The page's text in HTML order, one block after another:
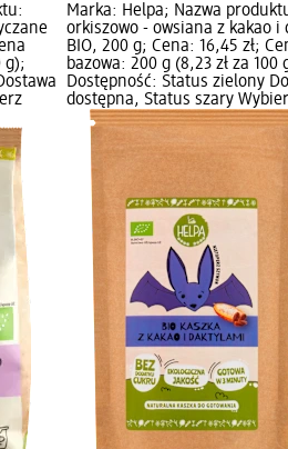
g);
Marka: Helpa; Nazwa
orkiszowo - owsiana z kakao i
BIO, 200 g; Cena: 16,45 zł;
bazowa: 200 g (8,23 zł za 100
Dostępność: Status zielony
dostępna, Status szary